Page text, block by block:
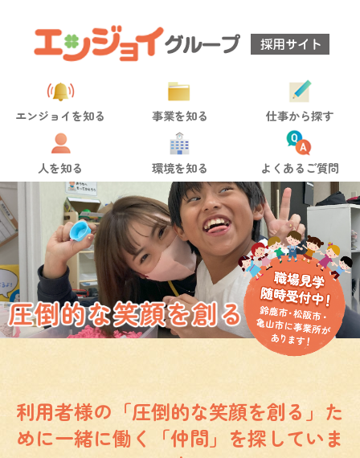
エンジョイを知る 事業を知る 仕事から探す
人を知る 環境を知る よくあるご質問
利用者様の「圧倒的な笑顔を創る」た
めに一緒に働く「仲間」を探していま